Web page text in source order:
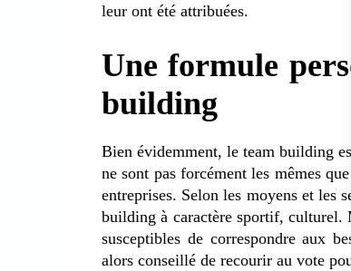
leur ont été attribuées.
Une formule
building
Bien évidemment, le team building
ne sont pas forcément les mêmes
entreprises. Selon les moyens et les
building à caractère sportif, culturel.
susceptibles de correspondre aux
alors conseillé de recourir au vote